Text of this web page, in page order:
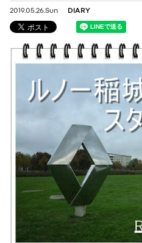
2019.05.26.Sun DIARY